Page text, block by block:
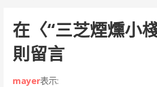
在〈“三芝煙燻小
則留言
mayer表示: